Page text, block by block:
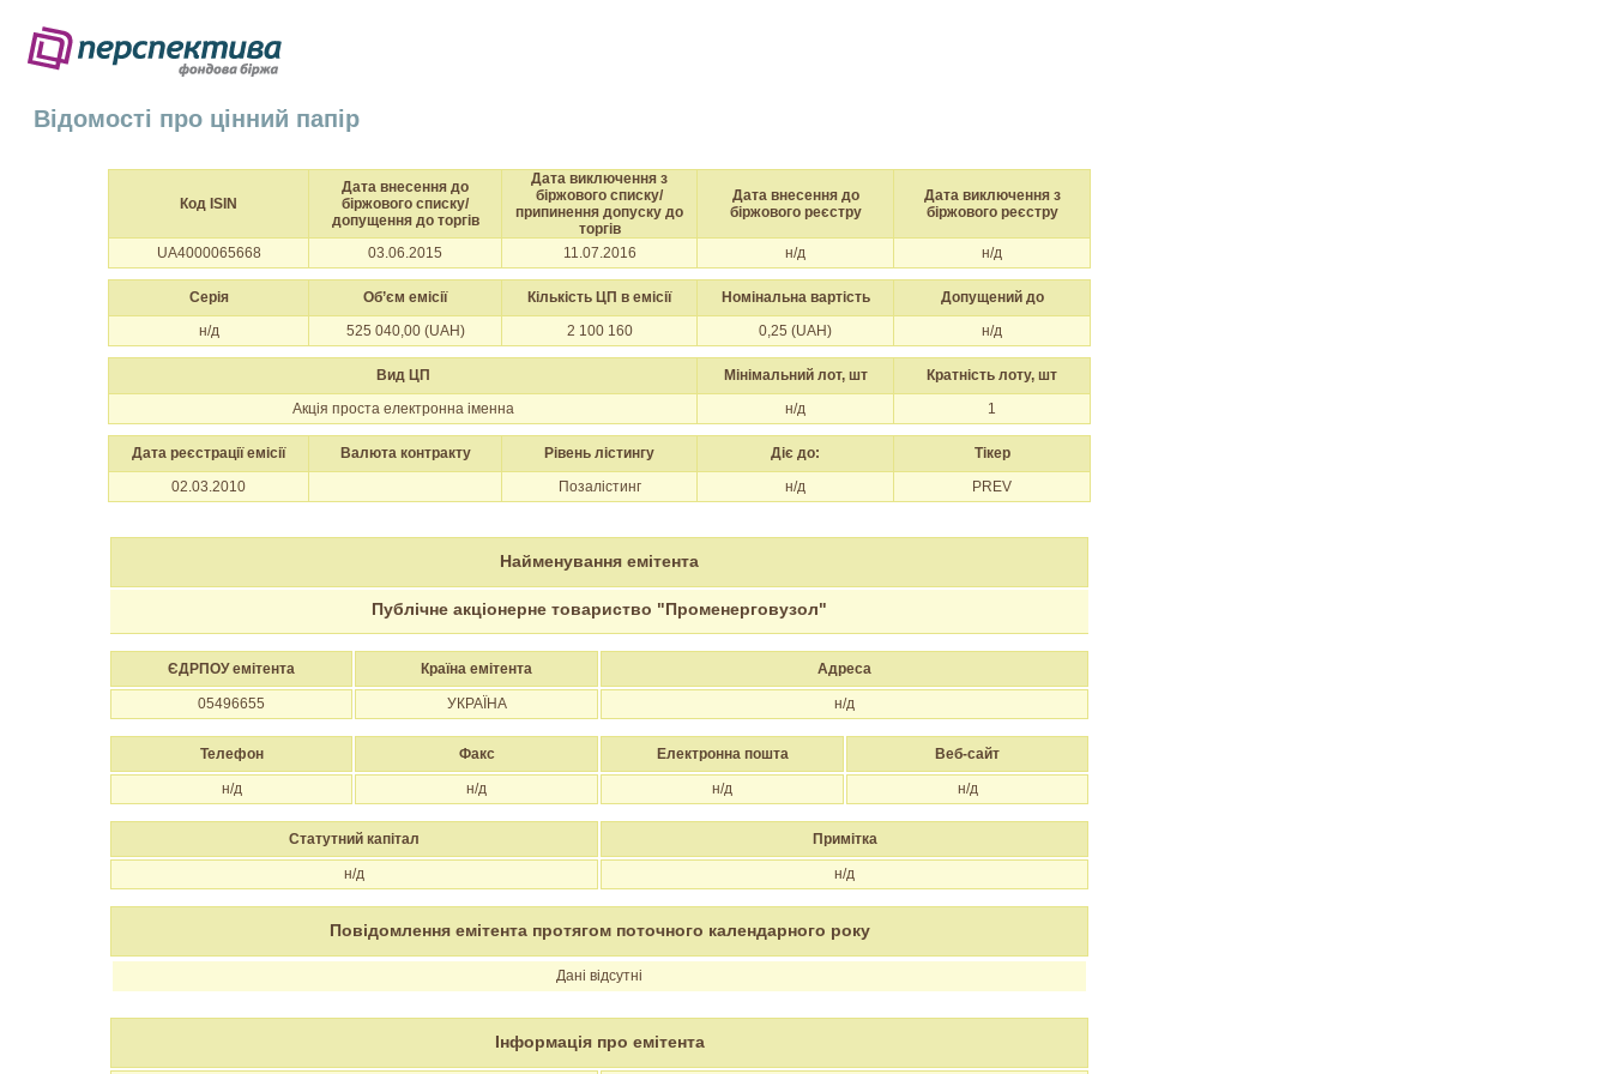
Відомості про цінний папір
Код ISIN
Дата внесення до
біржового списку/
допущення до торгів
Дата виключення з
біржового списку/
припинення допуску до
торгів
Дата внесення до
біржового реєстру
Дата виключення з
біржового реєстру
UA4000065668 03.06.2015 11.07.2016 н/д н/д
Серія Об’єм емісії Кількість ЦП в емісії Номінальна вартість
Допущений до
н/д
525 040,00 (UAH) 2 100 160 0,25 (UAH) н/д
Вид ЦП Мінімальний лот, шт
Кратність лоту, шт
Акція проста електронна іменна
н/д 1
Дата реєстрації емісії Валюта контракту Рівень лістингу Діє до:
Тікер
02.03.2010
Позалістинг н/д PREV
Найменування емітента
Публічне акціонерне товариство "Променерговузол"
ЄДРПОУ емітента Країна емітента Адреса
05496655 УКРАЇНА н/д
Телефон Факс Електронна пошта Веб-сайт
н/д н/д н/д н/д
Статутний капітал Примітка
н/д н/д
Повідомлення емітента протягом поточного календарного року
Дані відсутні
Інформація про емітента